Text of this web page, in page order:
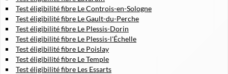
Test éligibilité fibre Le Controis-en-Sologne
Test éligibilité fibre Le Gault-du-Perche
Test éligibilité fibre Le Plessis-Dorin
Test éligibilité fibre Le Plessis-l'Échelle
Test éligibilité fibre Le Poislay
Test éligibilité fibre Le Temple
Test éligibilité fibre Les Essarts